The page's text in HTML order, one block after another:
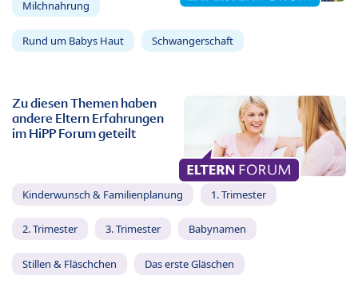
Milchnahrung
Rund um Babys Haut Schwangerschaft
Zu diesen Themen haben
andere Eltern Erfahrungen
im HiPP Forum geteilt
Kinderwunsch & Familienplanung 1. Trimester
2. Trimester 3. Trimester Babynamen
Stillen & Fläschchen Das erste Gläschen